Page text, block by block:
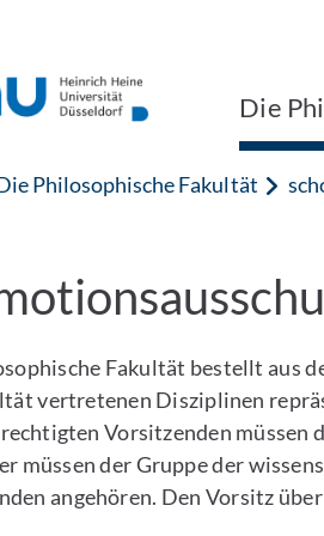
Die
Philosophische Fakultät
Fakultät bestellt aus
vertretenen Disziplinen
Vorsitzenden müssen
müssen der Gruppe der
angehören. Den Vorsitz